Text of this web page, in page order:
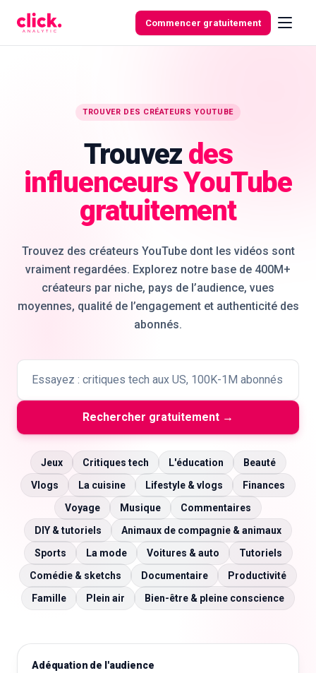
Commencer gratuitement
Fonctionnalités
gratuits
🇫🇷FR
TROUVER DES CRÉATEURS YOUTUBE
Trouvez des
influenceurs YouTube
gratuitement
Trouvez des créateurs YouTube dont les vidéos sont
vraiment regardées. Explorez notre base de 400M+
créateurs par niche, pays de l’audience, vues
moyennes, qualité de l’engagement et authenticité des
abonnés.
Rechercher gratuitement →
Jeux Critiques tech L'éducation
Beauté
Vlogs
La cuisine Lifestyle & vlogs
Finances
Voyage
Musique
Commentaires
DIY & tutoriels
Animaux de compagnie & animaux
Sports
La mode Voitures & auto
Tutoriels
Comédie & sketchs
Documentaire
Productivité
Famille
Plein air Bien-être & pleine conscience
Adéquation de l'audience